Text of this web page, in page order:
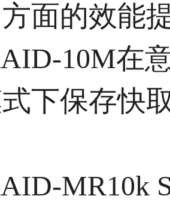
面的效能
10M在
下保存快
MR10k